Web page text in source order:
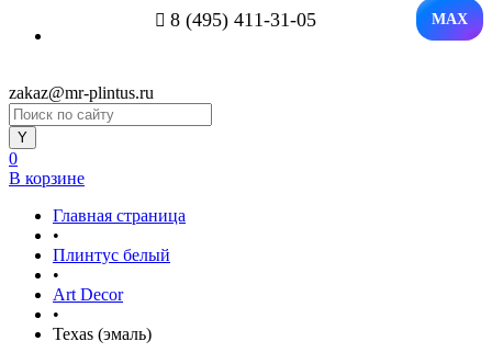
8 (495) 411-31-05 MAX
zakaz@mr-plintus.ru
0
В корзине
Главная страница
•
Плинтус белый
•
Art Decor
•
Texas (эмаль)